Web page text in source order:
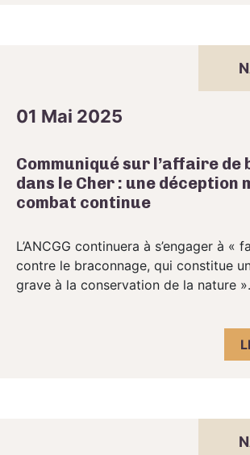
01 Mai 2025
Communiqué sur l’affaire de
dans le Cher : une déception
combat continue
L’ANCGG continuera à s’engager à «
contre le braconnage, qui constitue
grave à la conservation de la nature ».